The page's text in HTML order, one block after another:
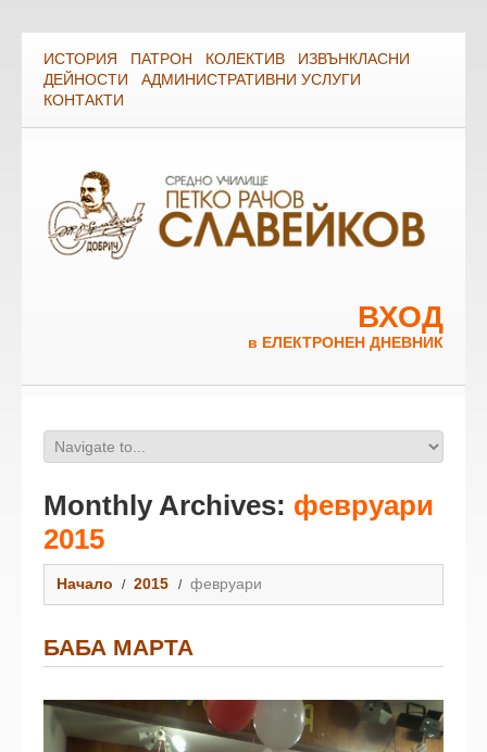
ИСТОРИЯ ПАТРОН КОЛЕКТИВ
ИЗВЪНКЛАСНИ
ДЕЙНОСТИ
АДМИНИСТРАТИВНИ УСЛУГИ
КОНТАКТИ
ВХОД
в ЕЛЕКТРОНЕН ДНЕВНИК
Monthly Archives: февруари
2015
Начало 2015 февруари
БАБА МАРТА